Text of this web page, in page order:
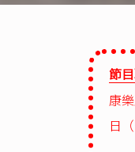
節
康
日